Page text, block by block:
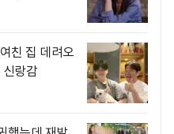
친 집 데려오
신랑감